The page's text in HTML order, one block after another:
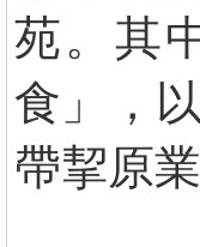
苑。其
食」，
帶挈原